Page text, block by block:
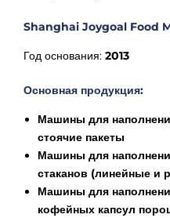
Shanghai Joygoal Food
Год основания: 2013
Основная продукция:
Машины для
стоячие пакеты
Машины для
стаканов (линейные и
Машины для
кофейных капсул